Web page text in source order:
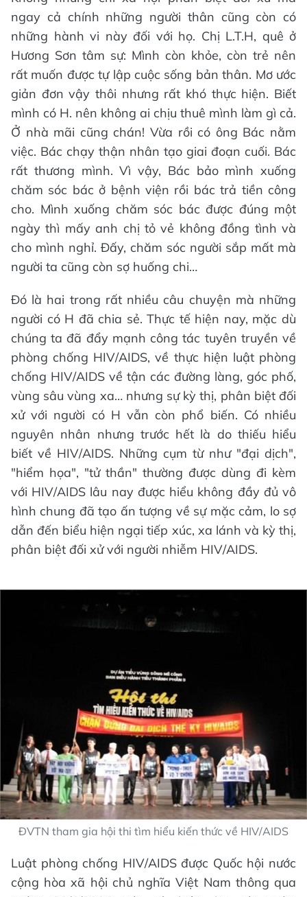
ngay cả chính những người thân cũng còn có
những hành vi này đối với họ. Chị L.T.H, quê ở
Hương Sơn tâm sự: Mình còn khỏe, còn trẻ nên
rất muốn được tự lập cuộc sống bản thân. Mơ ước
giản đơn vậy thôi nhưng rất khó thực hiện. Biết
mình có H. nên không ai chịu thuê mình làm gì cả.
Ở nhà mãi cũng chán! Vừa rồi có ông Bác nằm
việc. Bác chạy thận nhân tạo giai đoạn cuối. Bác
rất thương mình. Vì vậy, Bác bảo mình xuống
chăm sóc bác ở bệnh viện rồi bác trả tiền công
cho. Mình xuống chăm sóc bác được đúng một
ngày thì mấy anh chị tỏ vẻ không đồng tình và
cho mình nghỉ. Đấy, chăm sóc người sắp mất mà
người ta cũng còn sợ huống chi…
Đó là hai trong rất nhiều câu chuyện mà những
người có H đã chia sẻ. Thực tế hiện nay, mặc dù
chúng ta đã đẩy mạnh công tác tuyên truyền về
phòng chống HIV/AIDS, về thực hiện luật phòng
chống HIV/AIDS về tận các đường làng, góc phố,
vùng sâu vùng xa… nhưng sự kỳ thị, phân biệt đối
xử với người có H vẫn còn phổ biến. Có nhiều
nguyên nhân nhưng trước hết là do thiếu hiểu
biết về HIV/AIDS. Những cụm từ như "đại dịch",
"hiểm họa", "tử thần" thường được dùng đi kèm
với HIV/AIDS lâu nay được hiểu không đầy đủ vô
hình chung đã tạo ấn tượng về sự mặc cảm, lo sợ
dẫn đến biểu hiện ngại tiếp xúc, xa lánh và kỳ thị,
phân biệt đối xử với người nhiễm HIV/AIDS.
ĐVTN tham gia hội thi tìm hiểu kiến thức về HIV/AIDS
Luật phòng chống HIV/AIDS được Quốc hội nước
cộng hòa xã hội chủ nghĩa Việt Nam thông qua